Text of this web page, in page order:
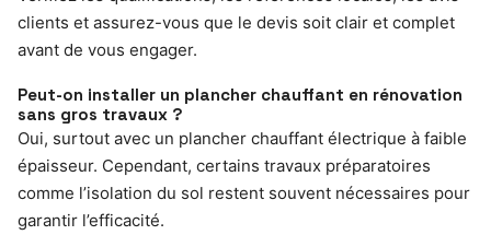
clients et assurez-vous que le devis soit clair et complet
avant de vous engager.
Peut-on installer un plancher chauffant en rénovation
sans gros travaux ?
Oui, surtout avec un plancher chauffant électrique à faible
épaisseur. Cependant, certains travaux préparatoires
comme l’isolation du sol restent souvent nécessaires pour
garantir l’efficacité.